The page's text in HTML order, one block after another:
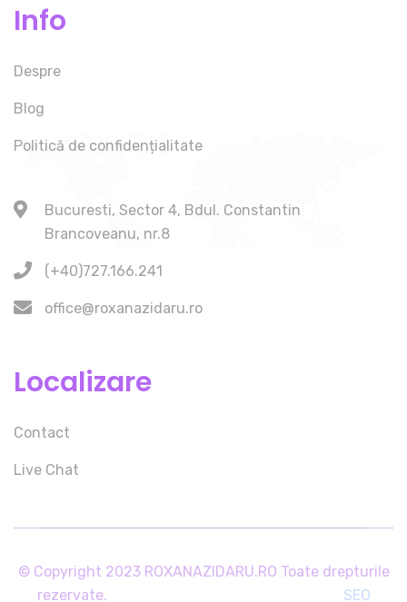
Info
Despre
Blog
Politică de confidențialitate
Bucuresti, Sector 4, Bdul. Constantin
Brancoveanu, nr.8
(+40)727.166.241
office@roxanazidaru.ro
Localizare
Contact
Live Chat
© Copyright 2023 ROXANAZIDARU.RO Toate drepturile
rezervate. SEO